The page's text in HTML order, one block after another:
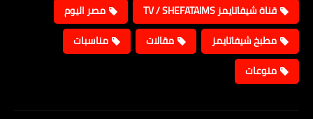
قناة شيفاتايمز TV / SHEFATAIMS
مصر اليوم
مطبخ شيفاتايمز
مقالات
مناسبات
منوعات